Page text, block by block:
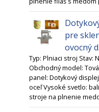
pre
ovocný
Typ: Plniaci stroj Stav:
Obchodný model:
panel: Dotykový
oceľ Vysoké svetlo:
stroje na plnenie